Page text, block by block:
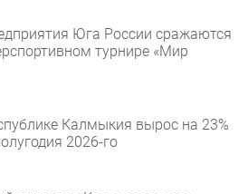
Юга России сражаются
турнире «Мир
Калмыкия вырос на 23%
2026-го